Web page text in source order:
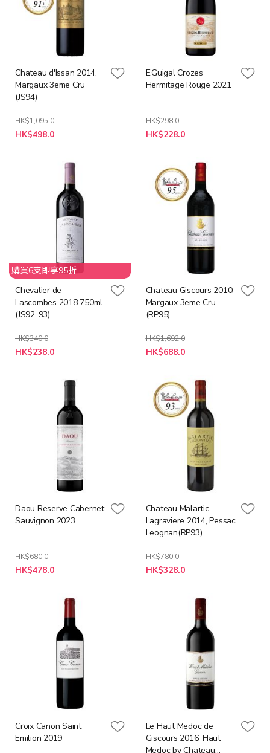
Chateau d'Issan 2014,
Margaux 3eme Cru
(JS94)
HK$1,095.0
特
殊
HK$498.0
E.Guigal Crozes
Hermitage Rouge 2021
HK$298.0
特
殊
HK$228.0
購買6支即享95折
Chevalier de
Lascombes 2018 750ml
(JS92-93)
HK$340.0
特
殊
HK$238.0
Chateau Giscours 2010,
Margaux 3eme Cru
(RP95)
HK$1,692.0
特
殊
HK$688.0
Daou Reserve Cabernet
Sauvignon 2023
HK$680.0
特
殊
HK$478.0
Chateau Malartic
Lagraviere 2014, Pessac
Leognan(RP93)
HK$780.0
特
殊
HK$328.0
Croix Canon Saint
Emilion 2019
Le Haut Medoc de
Giscours 2016, Haut
Medoc by Chateau